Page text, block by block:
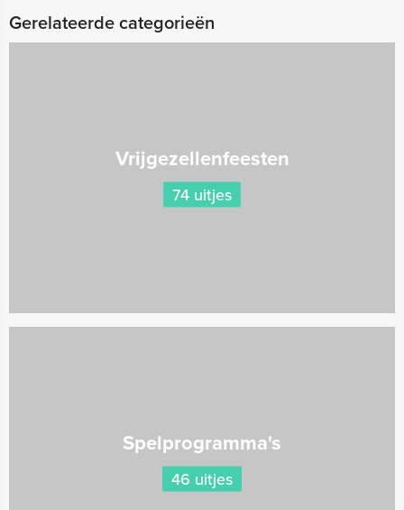
Gerelateerde categorieën
Vrijgezellenfeesten
74 uitjes
Spelprogramma's
46 uitjes